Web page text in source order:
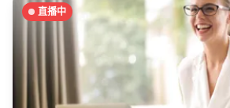
直播中